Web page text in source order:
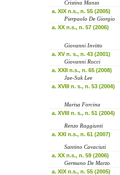
Cristina Manzo
a. XIX n.s., n. 55 (2005)
Pierpaolo De Giorgio
a. XX n.s., n. 57 (2006)
Giovanni Invitto
a. XV n. s., n. 43 (2001)
Giovanni Rocci
a. XXII n.s., n. 65 (2008)
Jae-Suk Lee
a. XVIII n. s., n. 53 (2004)
Marisa Forcina
a. XVIII n. s., n. 51 (2004)
Renzo Raggiunti
a. XXI n.s., n. 61 (2007)
Santino Cavaciuti
a. XX n.s., n. 59 (2006)
Germano De Marzo
a. XIX n.s., n. 55 (2005)